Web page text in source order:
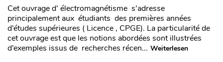
Cet ouvrage d’ électromagnétisme s’adresse
principalement aux étudiants des premières années
d’études supérieures ( Licence , CPGE). La particularité de
cet ouvrage est que les notions abordées sont illustrées
d’exemples issus de recherches récen... Weiterlesen